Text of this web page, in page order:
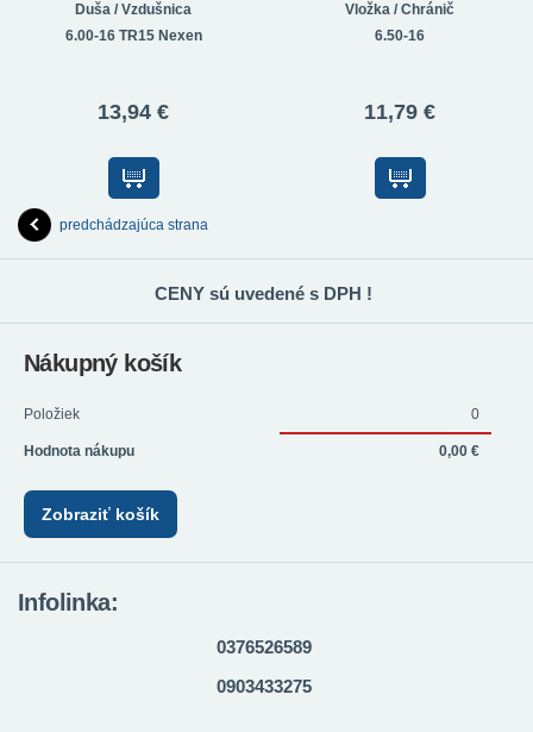
Duša / Vzdušnica
6.00-16 TR15 Nexen
13,94 €
Vložka / Chránič
6.50-16
11,79 €
predchádzajúca strana
CENY sú uvedené s DPH !
Nákupný košík
Položiek 0
Hodnota nákupu 0,00 €
Zobraziť košík
Infolinka:
0376526589
0903433275